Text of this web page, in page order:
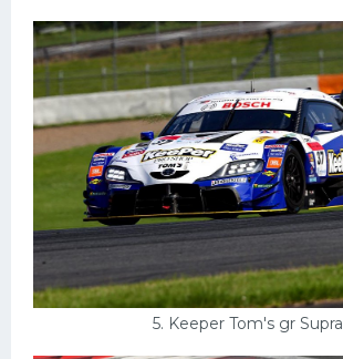
5. Keeper Tom's gr Supra